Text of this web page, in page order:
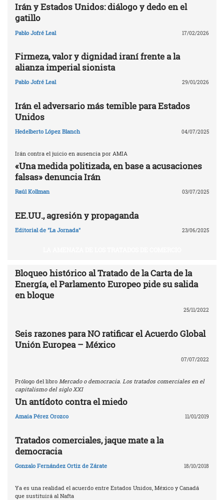
Irán y Estados Unidos: diálogo y dedo en el
gatillo
Pablo Jofré Leal 17/02/2026
Firmeza, valor y dignidad iraní frente a la
alianza imperial sionista
Pablo Jofré Leal 29/01/2026
Irán el adversario más temible para Estados
Unidos
Hedelberto López Blanch 04/07/2025
Irán contra el juicio en ausencia por AMIA
«Una medida politizada, en base a acusaciones
falsas» denuncia Irán
Raúl Kollman 03/07/2025
EE.UU., agresión y propaganda
Editorial de "La Jornada" 23/06/2025
Bloqueo histórico al Tratado de la Carta de la
Energía, el Parlamento Europeo pide su salida
en bloque
25/11/2022
Seis razones para NO ratificar el Acuerdo Global
Unión Europea – México
07/07/2022
Prólogo del libro Mercado o democracia. Los tratados comerciales en el
capitalismo del siglo XXI
Un antídoto contra el miedo
Amaia Pérez Orozco 11/01/2019
Tratados comerciales, jaque mate a la
democracia
Gonzalo Fernández Ortiz de Zárate 18/10/2018
Ya es una realidad el acuerdo entre Estados Unidos, México y Canadá
que sustituirá al Nafta